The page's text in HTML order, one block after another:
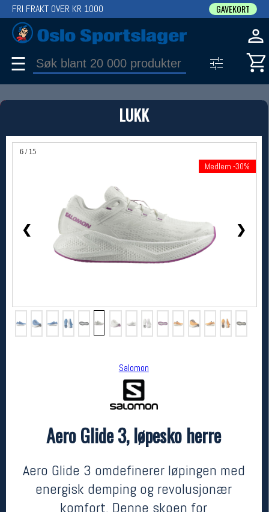
LUKK
6 / 15
❮ ❯
Medlem -30%
Salomon
Aero Glide 3, løpesko herre
Aero Glide 3 omdefinerer løpingen med
energisk demping og revolusjonær
komfort. Denne skoen for
FRI FRAKT OVER KR 1000 GAVEKORT
☰
PRODUKT
Produkter (1)
Bruk filter til å spisse søket
Salomon
Aero Glide 3, løpesko herre
1900,- MEDLEM:1330,-